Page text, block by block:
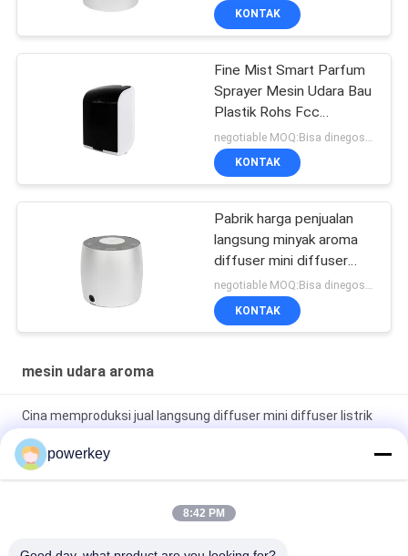
KONTAK
Fine Mist Smart Parfum
Sprayer Mesin Udara Bau
Plastik Rohs Fcc
persetujuan Aroma
KONTAK
Pabrik harga penjualan
langsung minyak aroma
diffuser mini diffuser
60ml aluminium
negotiable MOQ:Bisa dinegosiasikan
KONTAK
mesin udara aroma
Cina memproduksi jual langsung diffuser mini diffuser listrik
60ml aluminium
Pabrik harga penjualan langsung aroma minyak esensial mini
powerkey
8:42 PM